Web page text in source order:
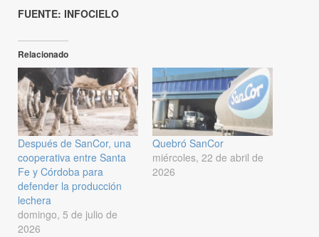
FUENTE: INFOCIELO
Relacionado
Después de SanCor, una
cooperativa entre Santa
Fe y Córdoba para
defender la producción
lechera
domingo, 5 de julio de
2026
Quebró SanCor
miércoles, 22 de abril de
2026